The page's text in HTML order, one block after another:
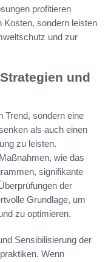
profitieren
Kosten, sondern leisten
und zur
und
Trend, sondern eine
als auch einen
zu leisten.
wie das
signifikante
der
Grundlage, um
zu optimieren.
Sensibilisierung der
Wenn